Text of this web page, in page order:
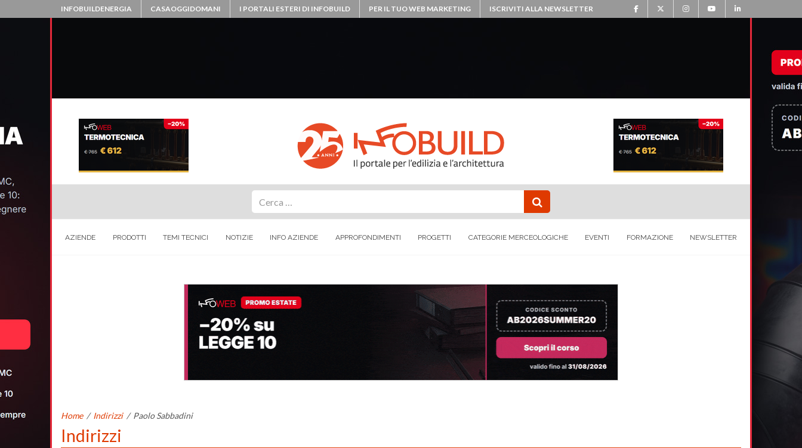
INFOBUILDENERGIA CASAOGGIDOMANI I PORTALI ESTERI DI INFOBUILD PER IL TUO WEB MARKETING ISCRIVITI ALLA NEWSLETTER
AZIENDE PRODOTTI TEMI TECNICI NOTIZIE INFO AZIENDE APPROFONDIMENTI PROGETTI CATEGORIE MERCEOLOGICHE EVENTI FORMAZIONE NEWSLETTER
Home / Indirizzi / Paolo Sabbadini
Indirizzi